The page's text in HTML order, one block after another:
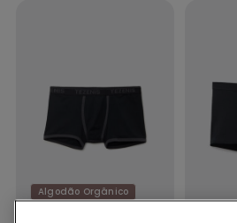
Algodão Orgânico